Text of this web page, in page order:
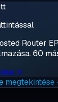
Router
60
→
megtekintése